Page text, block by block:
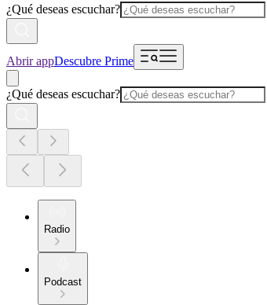
¿Qué deseas escuchar?
Abrir appDescubre Prime
¿Qué deseas escuchar?
Radio
Podcast